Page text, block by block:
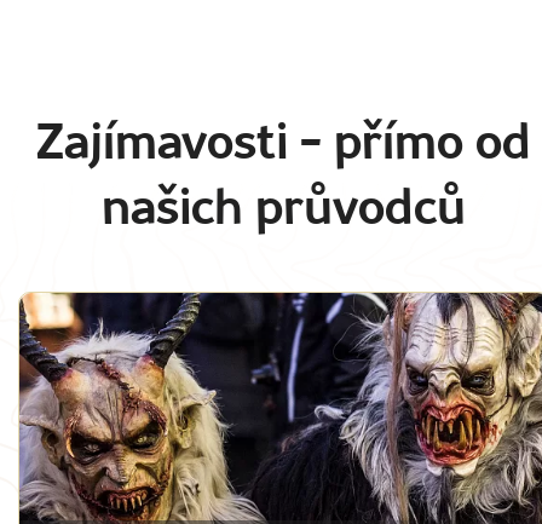
Zajímavosti - přímo od
našich průvodců